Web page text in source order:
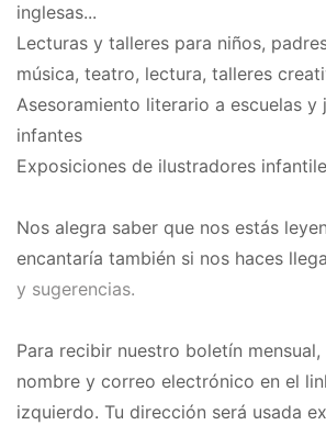
inglesas...
Lecturas y talleres para niños,
música, teatro, lectura, talleres
Asesoramiento literario a escuelas y
infantes
Exposiciones de ilustradores
Nos alegra saber que nos estás
encantaría también si nos haces
y sugerencias.
Para recibir nuestro boletín
nombre y correo electrónico en el
izquierdo. Tu dirección será usada